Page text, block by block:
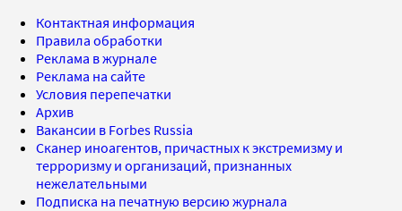
Контактная информация
Правила обработки
Реклама в журнале
Реклама на сайте
Условия перепечатки
Архив
Вакансии в Forbes Russia
Сканер иноагентов, причастных к экстремизму и
терроризму и организаций, признанных
нежелательными
Подписка на печатную версию журнала